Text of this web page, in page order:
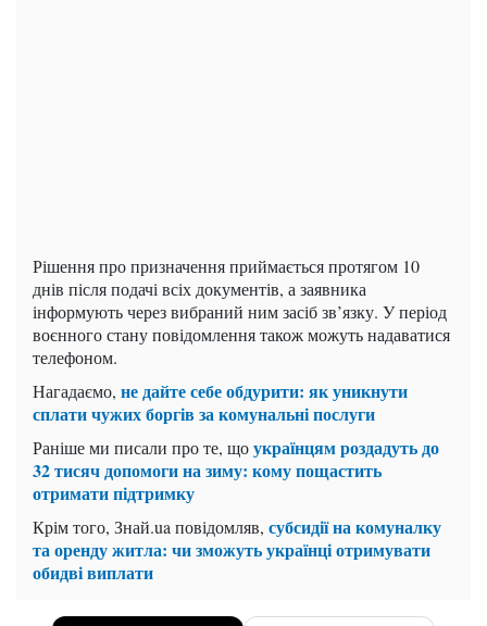
Рішення про призначення приймається протягом 10
днів після подачі всіх документів, а заявника
інформують через вибраний ним засіб зв’язку. У період
воєнного стану повідомлення також можуть надаватися
телефоном.
Нагадаємо, не дайте себе обдурити: як уникнути
сплати чужих боргів за комунальні послуги
Раніше ми писали про те, щоукраїнцям роздадуть до
32 тисяч допомоги на зиму: кому пощастить
отримати підтримку
Крім того, Знай.ua повідомляв, субсидії на комуналку
та оренду житла: чи зможуть українці отримувати
обидві виплати